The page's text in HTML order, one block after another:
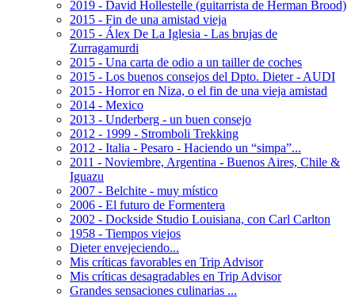
2019 - David Hollestelle (guitarrista de Herman Brood)
2015 - Fin de una amistad vieja
2015 - Álex De La Iglesia - Las brujas de
Zurragamurdi
2015 - Una carta de odio a un tailler de coches
2015 - Los buenos consejos del Dpto. Dieter - AUDI
2015 - Horror en Niza, o el fin de una vieja amistad
2014 - Mexico
2013 - Underberg - un buen consejo
2012 - 1999 - Stromboli Trekking
2012 - Italia - Pesaro - Haciendo un “simpa”...
2011 - Noviembre, Argentina - Buenos Aires, Chile &
Iguazu
2007 - Belchite - muy místico
2006 - El futuro de Formentera
2002 - Dockside Studio Louisiana, con Carl Carlton
1958 - Tiempos viejos
Dieter envejeciendo...
Mis críticas favorables en Trip Advisor
Mis críticas desagradables en Trip Advisor
Grandes sensaciones culinarias ...